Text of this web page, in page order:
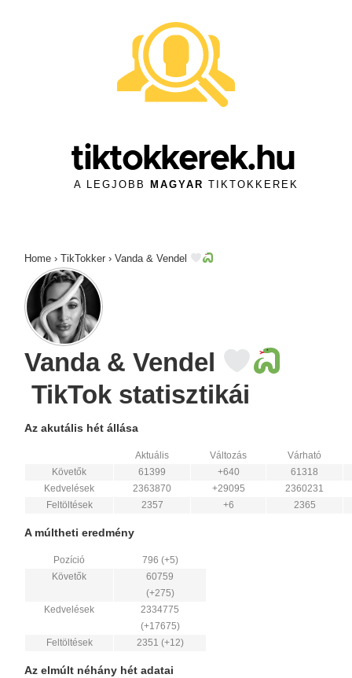
tiktokkerek.hu
A LEGJOBB MAGYAR TIKTOKKEREK
Home › TikTokker › Vanda & Vendel
Vanda & Vendel
TikTok statisztikái
Az akutális hét állása
Aktuális Változás
Várható
Követők
61399 +640
61318
Kedvelések
2363870 +29095
2360231
Feltöltések
2357 +6 2365
A múltheti eredmény
Pozíció
796 (+5)
Követők
60759
(+275)
Kedvelések
2334775
(+17675)
Feltöltések
2351 (+12)
Az elmúlt néhány hét adatai